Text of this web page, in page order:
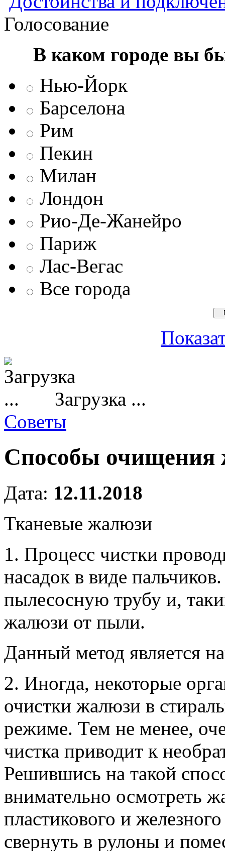
Голосование
В каком городе вы
Нью-Йорк
Барселона
Рим
Пекин
Милан
Лондон
Рио-Де-Жанейро
Париж
Лас-Вегас
Все города
Загрузка ...
Советы
Способы очищения
Дата: 12.11.2018
Тканевые жалюзи
1. Процесс чистки
насадок в виде пальчиков.
пылесосную трубу и,
жалюзи от пыли.
Данный метод является
2. Иногда, некоторые
очистки жалюзи в
режиме. Тем не менее,
чистка приводит к
Решившись на такой
внимательно осмотреть
пластикового и
свернуть в рулоны и